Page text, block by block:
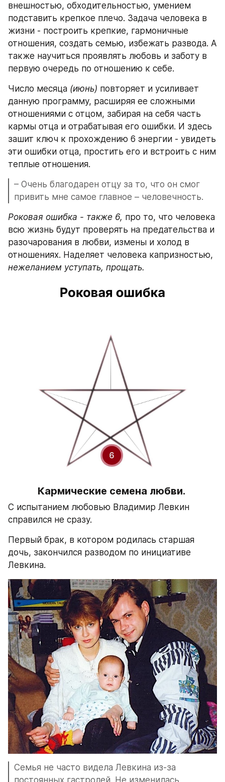
внешностью, обходительностью, умением
подставить крепкое плечо. Задача человека в
жизни - построить крепкие, гармоничные
отношения, создать семью, избежать развода. А
также научиться проявлять любовь и заботу в
первую очередь по отношению к себе.
Число месяца (июнь) повторяет и усиливает
данную программу, расширяя ее сложными
отношениями с отцом, забирая на себя часть
кармы отца и отрабатывая его ошибки. И здесь
зашит ключ к прохождению 6 энергии - увидеть
эти ошибки отца, простить его и встроить с ним
теплые отношения.
– Очень благодарен отцу за то, что он смог
привить мне самое главное – человечность.
Роковая ошибка - также 6, про то, что человека
всю жизнь будут проверять на предательства и
разочарования в любви, измены и холод в
отношениях. Наделяет человека капризностью,
нежеланием уступать, прощать.
Кармические семена любви.
С испытанием любовью Владимир Левкин
справился не сразу.
Первый брак, в котором родилась старшая
дочь, закончился разводом по инициативе
Левкина.
Семья не часто видела Левкина из-за
постоянных гастролей. Не изменилась